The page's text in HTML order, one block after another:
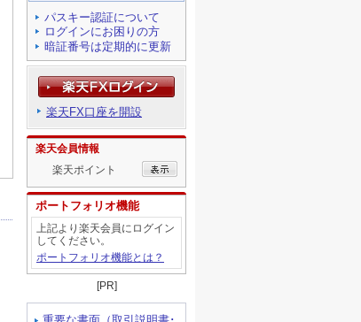
パスキー認証について
ログインにお困りの方
暗証番号は定期的に更新
楽天FX口座を開設
楽天会員情報
楽天ポイント
ポートフォリオ機能
上記より楽天会員にログイン
してください。
ポートフォリオ機能とは？
[PR]